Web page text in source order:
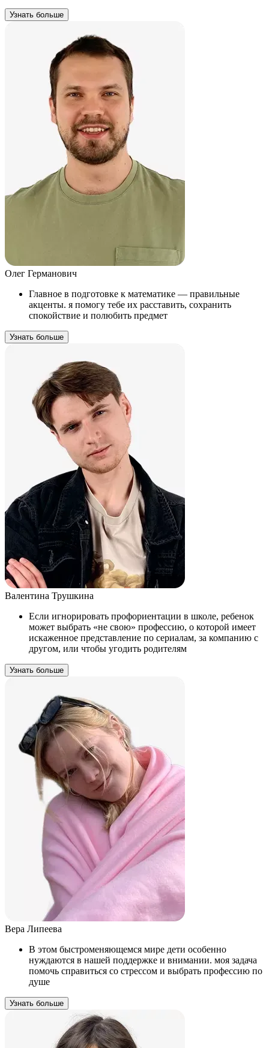
Узнать больше
Олег Германович
Главное в подготовке к математике — правильные
акценты. я помогу тебе их расставить, сохранить
спокойствие и полюбить предмет
Узнать больше
Валентина Трушкина
Если игнорировать профориентации в школе, ребенок
может выбрать «не свою» профессию, о которой имеет
искаженное представление по сериалам, за компанию с
другом, или чтобы угодить родителям
Узнать больше
Вера Липеева
В этом быстроменяющемся мире дети особенно
нуждаются в нашей поддержке и внимании. моя задача
помочь справиться со стрессом и выбрать профессию по
душе
Узнать больше